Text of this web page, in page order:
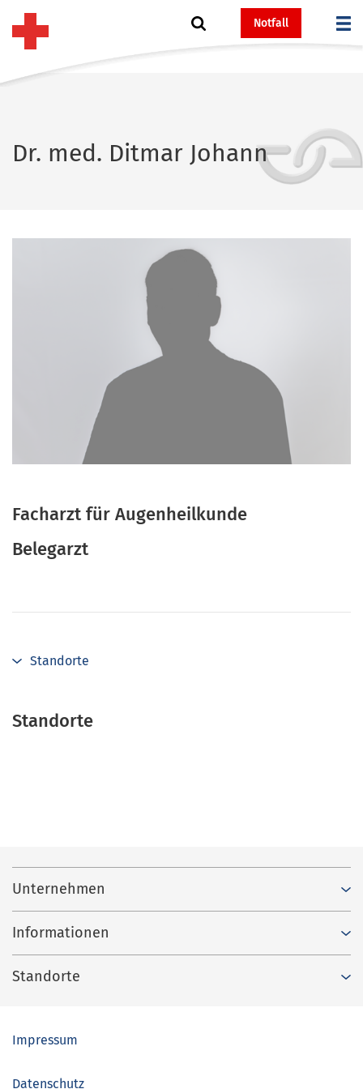
Notfall
Dr. med. Ditmar Johann
Facharzt für Augenheilkunde
Belegarzt
Standorte
Standorte
Unternehmen
Informationen
Standorte
Impressum
Datenschutz